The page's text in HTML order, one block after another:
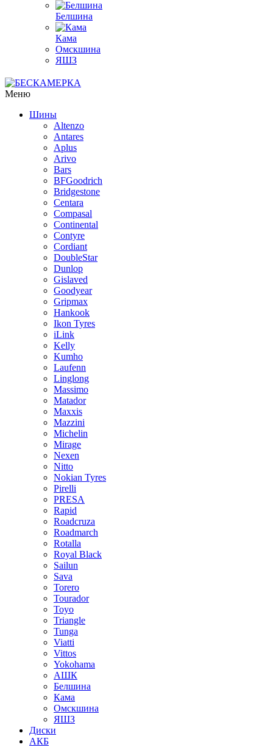
Белшина
Кама
Омскшина
ЯШЗ
Меню
Шины
Altenzo
Antares
Aplus
Arivo
Bars
BFGoodrich
Bridgestone
Centara
Compasal
Continental
Contyre
Cordiant
DoubleStar
Dunlop
Gislaved
Goodyear
Gripmax
Hankook
Ikon Tyres
iLink
Kelly
Kumho
Laufenn
Linglong
Massimo
Matador
Maxxis
Mazzini
Michelin
Mirage
Nexen
Nitto
Nokian Tyres
Pirelli
PRESA
Rapid
Roadcruza
Roadmarch
Rotalla
Royal Black
Sailun
Sava
Torero
Tourador
Toyo
Triangle
Tunga
Viatti
Vittos
Yokohama
АШК
Белшина
Кама
Омскшина
ЯШЗ
Диски
АКБ